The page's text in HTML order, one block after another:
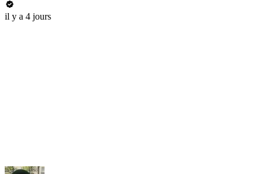
il y a 4 jours